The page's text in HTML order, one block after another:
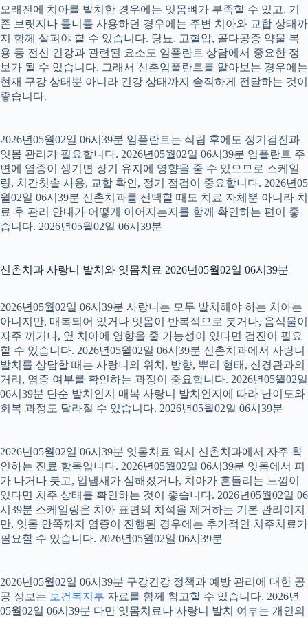
오래전에 치아를 발치한 경우에는 잇몸뼈가 부족할 수 있고, 기
존 브릿지나 틀니를 사용하던 경우에는 주변 치아와 교합 상태까
지 함께 살펴야 할 수 있습니다. 당뇨, 고혈압, 골다공증 약물 복
용 등 전신 건강과 관련된 요소도 임플란트 상담에서 중요한 정
보가 될 수 있습니다. 그래서 신촌임플란트를 알아보는 경우에는
현재 구강 상태뿐 아니라 건강 상태까지 솔직하게 전달하는 것이
좋습니다.
2026년05월02일 06시39분 임플란트는 식립 후에도 정기검진과
잇몸 관리가 필요합니다. 2026년05월02일 06시39분 임플란트 주
변에 염증이 생기면 장기 유지에 영향을 줄 수 있으므로 스케일
링, 치간칫솔 사용, 교합 확인, 정기 점검이 중요합니다. 2026년05
월02일 06시39분 신촌치과를 선택할 때도 치료 자체뿐 아니라 치
료 후 관리 안내가 어떻게 이어지는지를 함께 확인하는 편이 좋
습니다. 2026년05월02일 06시39분
신촌치과 사랑니 발치와 잇몸치료 2026년05월02일 06시39분
2026년05월02일 06시39분 사랑니는 모두 발치해야 하는 치아는
아니지만, 매복되어 있거나 잇몸이 반복적으로 붓거나, 음식물이
자주 끼거나, 옆 치아에 영향을 줄 가능성이 있다면 검진이 필요
할 수 있습니다. 2026년05월02일 06시39분 신촌치과에서 사랑니
발치를 상담할 때는 사랑니의 위치, 방향, 뿌리 형태, 신경관과의
거리, 염증 여부를 확인하는 과정이 중요합니다. 2026년05월02일
06시39분 단순 발치인지 매복 사랑니 발치인지에 따라 난이도와
회복 과정도 달라질 수 있습니다. 2026년05월02일 06시39분
2026년05월02일 06시39분 잇몸치료 역시 신촌치과에서 자주 확
인하는 진료 항목입니다. 2026년05월02일 06시39분 잇몸에서 피
가 나거나 붓고, 입냄새가 심해졌거나, 치아가 흔들리는 느낌이
있다면 치주 상태를 확인하는 것이 좋습니다. 2026년05월02일 06
시39분 스케일링은 치아 표면의 치석을 제거하는 기본 관리이지
만, 잇몸 안쪽까지 염증이 진행된 경우에는 추가적인 치주치료가
필요할 수 있습니다. 2026년05월02일 06시39분
2026년05월02일 06시39분 구강건강 정책과 예방 관리에 대한 공
공 정보는 보건복지부 자료를 함께 참고할 수 있습니다. 2026년
05월02일 06시39분 다만 잇몸치료나 사랑니 발치 여부는 개인의